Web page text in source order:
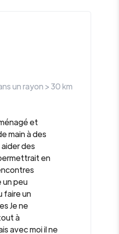
un rayon >30km
et
main à des
des
en
un peu
faire un
Je ne
à
avec moi il ne